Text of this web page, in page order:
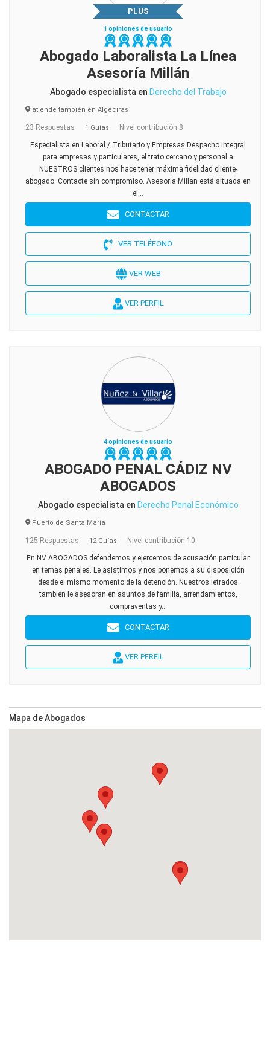
PLUS
1 opiniones de usuario
Abogado Laboralista La Línea
Asesoría Millán
Abogado especialista en Derecho del Trabajo
atiende también en Algeciras
23 Respuestas 1 Guías Nivel contribución 8
Especialista en Laboral / Tributario y Empresas Despacho integral
para empresas y particulares, el trato cercano y personal a
NUESTROS clientes nos hace tener máxima fidelidad cliente-
abogado. Contacte sin compromiso. Asesoria Millan está situada en
el...
CONTACTAR
VER TELÉFONO
VER WEB
VER PERFIL
4 opiniones de usuario
ABOGADO PENAL CÁDIZ NV
ABOGADOS
Abogado especialista en Derecho Penal Económico
Puerto de Santa María
125 Respuestas 12 Guías Nivel contribución 10
En NV ABOGADOS defendemos y ejercemos de acusación particular
en temas penales. Le asistimos y nos ponemos a su disposición
desde el mismo momento de la detención. Nuestros letrados
también le asesoran en asuntos de familia, arrendamientos,
compraventas y...
CONTACTAR
VER PERFIL
Mapa de Abogados